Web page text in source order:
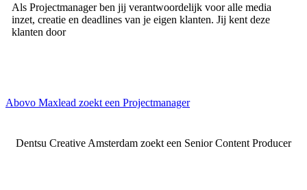
Als Projectmanager ben jij verantwoordelijk voor alle media
inzet, creatie en deadlines van je eigen klanten. Jij kent deze
klanten door
Abovo Maxlead zoekt een Projectmanager
Dentsu Creative Amsterdam zoekt een Senior Content Producer